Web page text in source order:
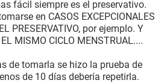
fácil siempre es el preservativo.
en CASOS EXCEPCIONALES
PRESERVATIVO, por ejemplo. Y
MISMO CICLO MENSTRUAL....
de tomarla se hizo la prueba de
de 10 días debería repetirla.